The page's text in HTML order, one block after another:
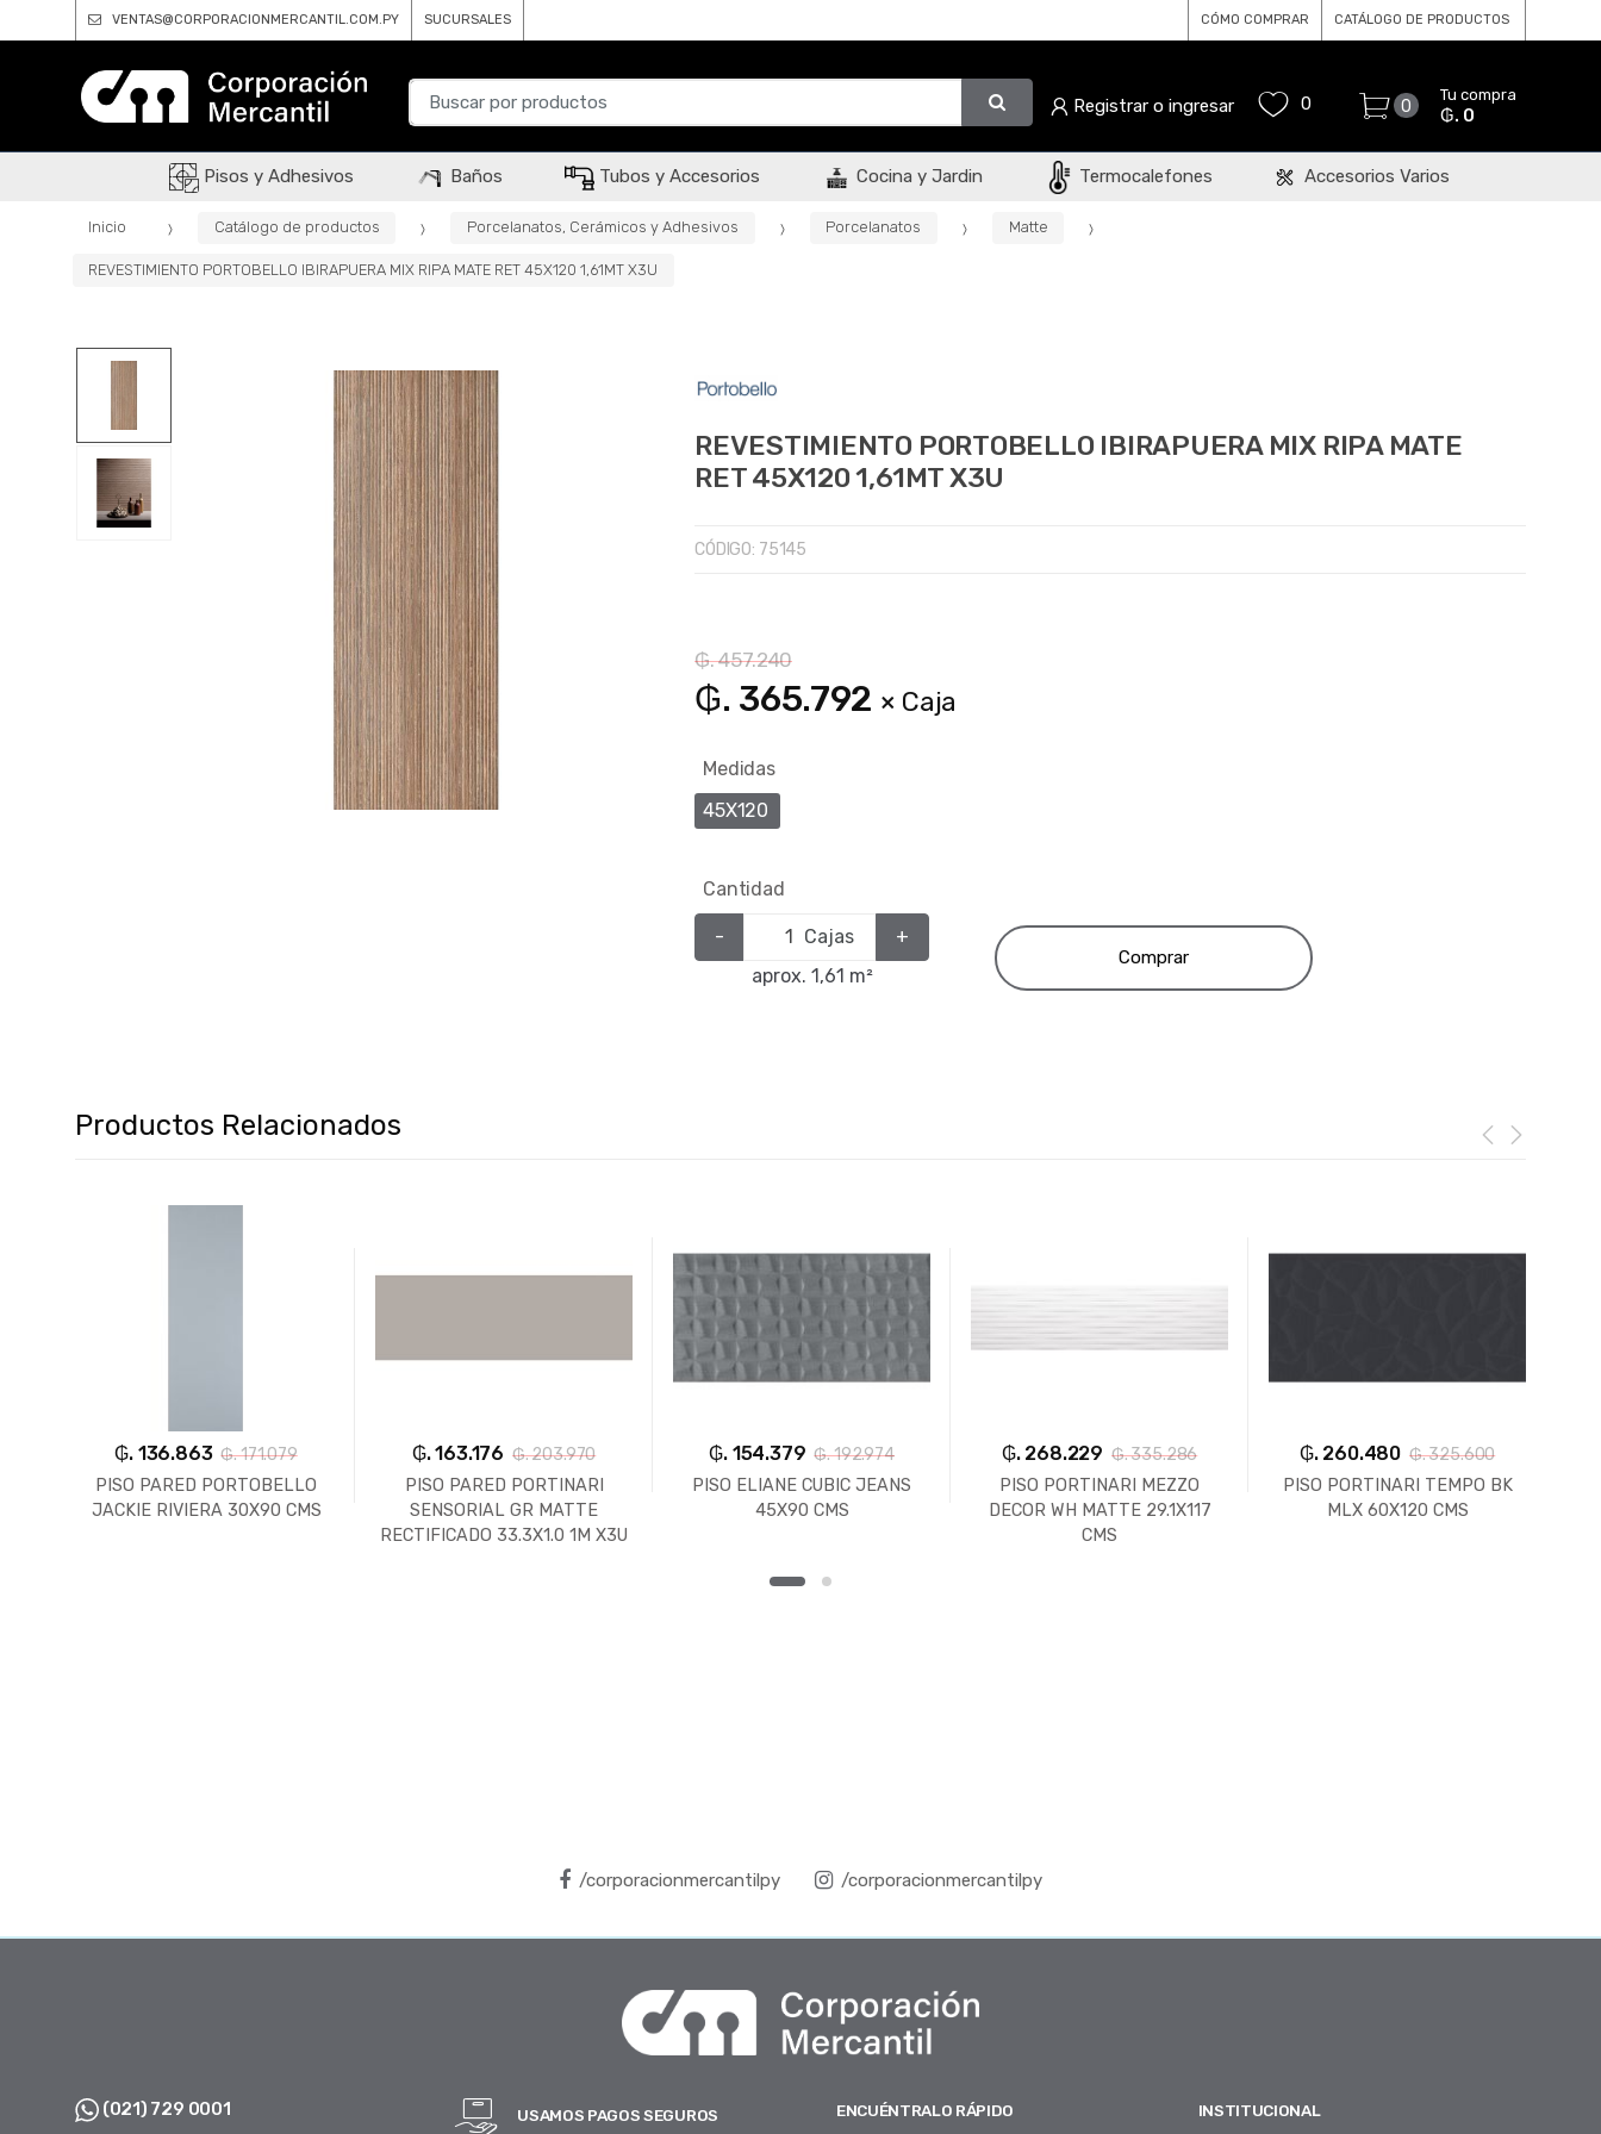
VENTAS@CORPORACIONMERCANTIL.COM.PY SUCURSALES CÓMO COMPRAR CATÁLOGO DE PRODUCTOS
B
o
Registrar o ingresar 0 0
Tu compra
₲. 0
Pisos y Adhesivos Baños Tubos y Accesorios Cocina y Jardin Termocalefones Accesorios Varios
Inicio Catálogo de productos Porcelanatos, Cerámicos y Adhesivos Porcelanatos Matte
REVESTIMIENTO PORTOBELLO IBIRAPUERA MIX RIPA MATE RET 45X120 1,61MT X3U
REVESTIMIENTO PORTOBELLO IBIRAPUERA MIX RIPA MATE
RET 45X120 1,61MT X3U
CÓDIGO: 75145
₲. 457.240
₲. 365.792 × Caja
Medidas
45X120
Cantidad
- Cajas
+
aprox. 1,61 m²
Comprar
Productos Relacionados
₲. 136.863 ₲. 171.079
PISO PARED PORTOBELLO
JACKIE RIVIERA 30X90 CMS
₲. 163.176 ₲. 203.970
PISO PARED PORTINARI
SENSORIAL GR MATTE
RECTIFICADO 33.3X1.0 1M X3U
₲. 154.379 ₲. 192.974
PISO ELIANE CUBIC JEANS
45X90 CMS
₲. 268.229 ₲. 335.286
PISO PORTINARI MEZZO
DECOR WH MATTE 29.1X117
CMS
₲. 260.480 ₲. 325.600
PISO PORTINARI TEMPO BK
MLX 60X120 CMS
/corporacionmercantilpy /corporacionmercantilpy
(021) 729 0001 USAMOS PAGOS SEGUROS ENCUÉNTRALO RÁPIDO INSTITUCIONAL